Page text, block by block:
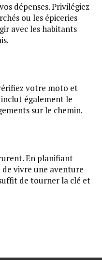
dépenses. Privilégiez
ou les épiceries
avec les habitants
votre moto et
également le
sur le chemin.
En planifiant
vivre une aventure
de tourner la clé et